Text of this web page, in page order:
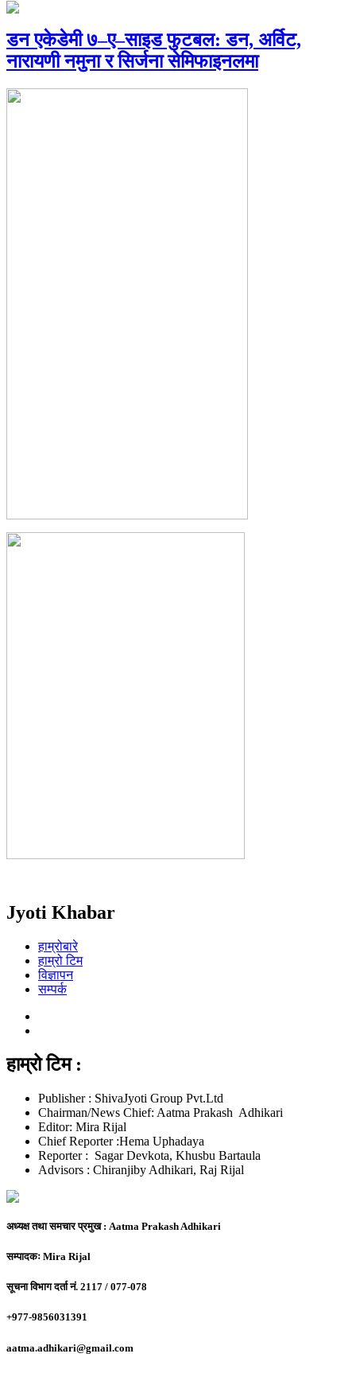
डन एकेडेमी ७–ए–साइड फुटबल: डन, अर्विट,
नारायणी नमुना र सिर्जना सेमिफाइनलमा
Jyoti Khabar
हाम्रोबारे
हाम्रो टिम
विज्ञापन
सम्पर्क
हाम्रो टिम :
Publisher : ShivaJyoti Group Pvt.Ltd
Chairman/News Chief: Aatma Prakash Adhikari
Editor: Mira Rijal
Chief Reporter :Hema Uphadaya
Reporter : Sagar Devkota, Khusbu Bartaula
Advisors : Chiranjiby Adhikari, Raj Rijal
अध्यक्ष तथा समचार प्रमुख : Aatma Prakash Adhikari
सम्पादकः Mira Rijal
सूचना विभाग दर्ता नं. 2117 / 077-078
+977-9856031391
aatma.adhikari@gmail.com